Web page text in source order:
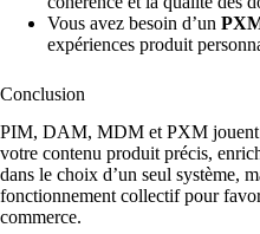
Vous avez besoin d’un
expériences produit
Conclusion
PIM, DAM, MDM et PXM jouent
votre contenu produit précis,
dans le choix d’un seul système,
fonctionnement collectif pour
commerce.